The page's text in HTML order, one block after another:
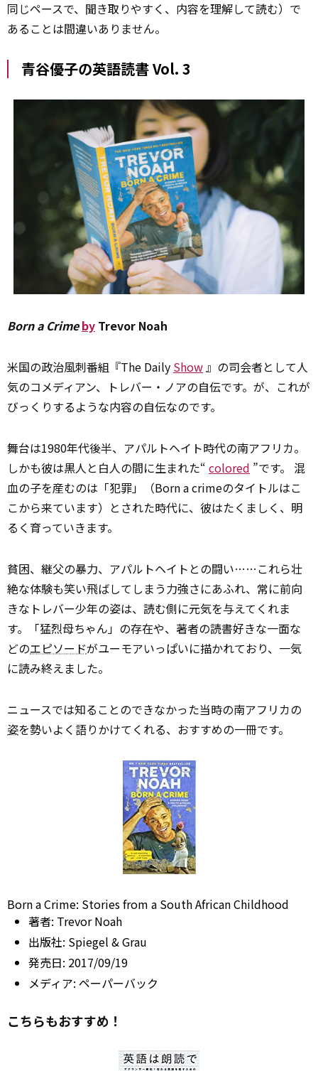
同じペースで、聞き取りやすく、内容を理解して読む）で
あることは間違いありません。
青谷優子の英語読書 Vol. 3
Born a Crime by Trevor Noah
米国の政治風刺番組『The Daily Show』の司会者として人
気のコメディアン、トレバー・ノアの自伝です。が、これが
びっくりするような内容の自伝なのです。
舞台は1980年代後半、アパルトヘイト時代の南アフリカ。
しかも彼は黒人と白人の間に生まれた“ colored ”です。 混
血の子を産むのは「犯罪」（Born a crimeのタイトルはこ
こから来ています）とされた時代に、彼はたくましく、明
るく育っていきます。
貧困、継父の暴力、アパルトヘイトとの闘い……これら壮
絶な体験も笑い飛ばしてしまう力強さにあふれ、常に前向
きなトレバー少年の姿は、読む側に元気を与えてくれま
す。「猛烈母ちゃん」の存在や、著者の読書好きな一面な
どのエピソードがユーモアいっぱいに描かれており、一気
に読み終えました。
ニュースでは知ることのできなかった当時の南アフリカの
姿を勢いよく語りかけてくれる、おすすめの一冊です。
Born a Crime: Stories from a South African Childhood
著者: Trevor Noah
出版社: Spiegel & Grau
発売日: 2017/09/19
メディア: ペーパーバック
こちらもおすすめ！